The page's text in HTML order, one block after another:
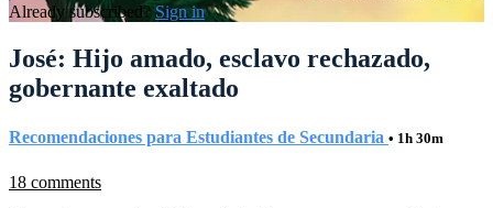
Already subscribed?Sign in
José: Hijo amado, esclavo rechazado,
gobernante exaltado
Recomendaciones para Estudiantes de Secundaria • 1h 30m
18 comments